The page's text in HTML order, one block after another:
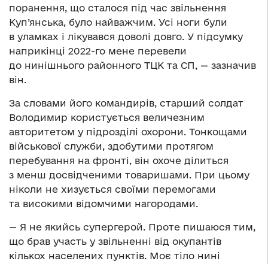
поранення, що сталося під час звільнення
Куп’янська, було найважчим. Усі ноги були
в уламках і лікувався доволі довго. У підсумку
наприкінці 2022-го мене перевели
до нинішнього районного ТЦК та СП, — зазначив
він.
За словами його командирів, старший солдат
Володимир користується величезним
авторитетом у підрозділі охорони. Тонкощами
військової служби, здобутими протягом
перебування на фронті, він охоче ділиться
з менш досвідченими товаришами. При цьому
ніколи не хизується своїми перемогами
та високими відомчими нагородами.
— Я не якийсь супергерой. Проте пишаюся тим,
що брав участь у звільненні від окупантів
кількох населених пунктів. Моє тіло нині